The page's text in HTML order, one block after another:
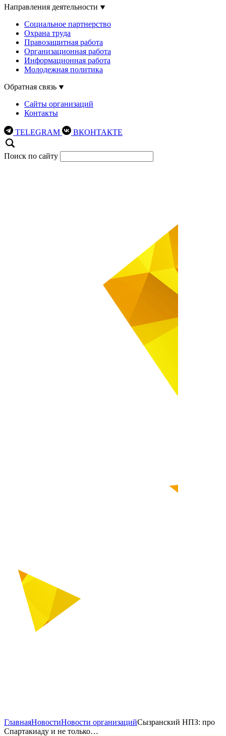
Направления деятельности
Социальное партнерство
Охрана труда
Правозащитная работа
Организационная работа
Информационная работа
Молодежная политика
Обратная связь
Сайты организаций
Контакты
TELEGRAM ВКОНТАКТЕ
Поиск по сайту
ГлавнаяНовостиНовости организацийСызранский НПЗ: про
Спартакиаду и не только…